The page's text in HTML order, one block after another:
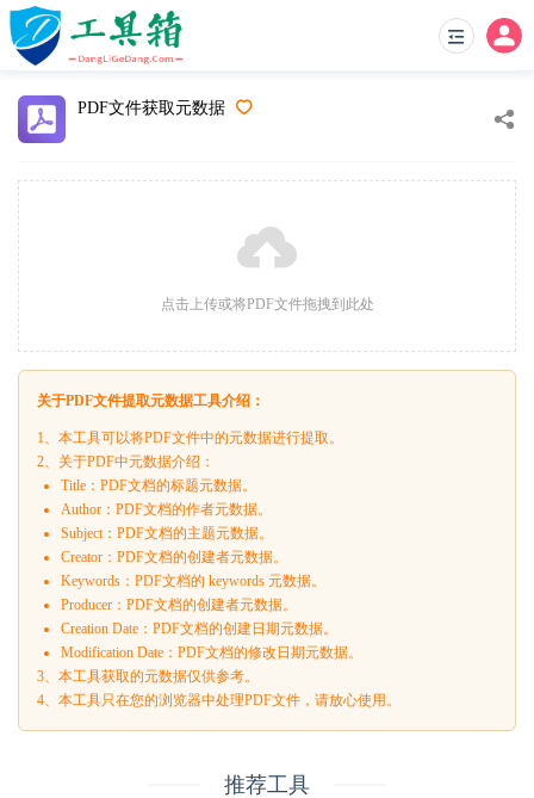
PDF文件获取元数据
点击上传或将PDF文件拖拽到此处
关于PDF文件提取元数据工具介绍：
1、本工具可以将PDF文件中的元数据进行提取。
2、关于PDF中元数据介绍：
Title：PDF文档的标题元数据。
Author：PDF文档的作者元数据。
Subject：PDF文档的主题元数据。
Creator：PDF文档的创建者元数据。
Keywords：PDF文档的 keywords 元数据。
Producer：PDF文档的创建者元数据。
Creation Date：PDF文档的创建日期元数据。
Modification Date：PDF文档的修改日期元数据。
3、本工具获取的元数据仅供参考。
4、本工具只在您的浏览器中处理PDF文件，请放心使用。
推荐工具